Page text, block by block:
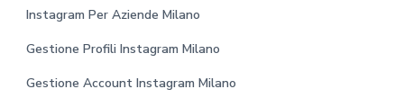
Instagram Per Aziende Milano
Gestione Profili Instagram Milano
Gestione Account Instagram Milano